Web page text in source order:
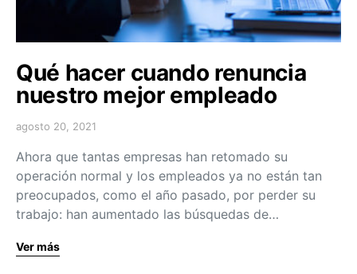
Qué hacer cuando renuncia
nuestro mejor empleado
agosto 20, 2021
Ahora que tantas empresas han retomado su
operación normal y los empleados ya no están tan
preocupados, como el año pasado, por perder su
trabajo: han aumentado las búsquedas de…
Ver más